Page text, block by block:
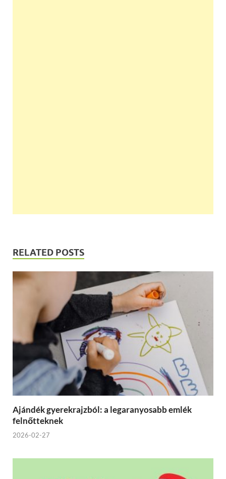
RELATED POSTS
Ajándék gyerekrajzból: a legaranyosabb emlék
felnőtteknek
2026-02-27